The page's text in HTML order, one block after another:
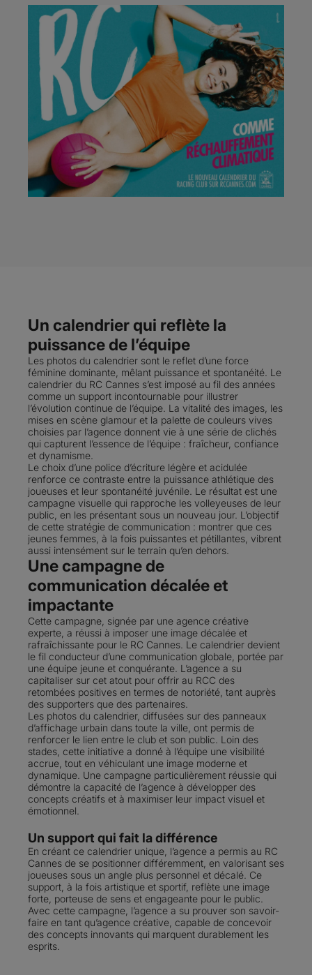
Un calendrier qui reflète la
puissance de l’équipe
Les photos du calendrier sont le reflet d’une force
féminine dominante, mêlant puissance et spontanéité. Le
calendrier du RC Cannes s’est imposé au fil des années
comme un support incontournable pour illustrer
l’évolution continue de l’équipe. La vitalité des images, les
mises en scène glamour et la palette de couleurs vives
choisies par l’agence donnent vie à une série de clichés
qui capturent l’essence de l’équipe : fraîcheur, confiance
et dynamisme.
Le choix d’une police d’écriture légère et acidulée
renforce ce contraste entre la puissance athlétique des
joueuses et leur spontanéité juvénile. Le résultat est une
campagne visuelle qui rapproche les volleyeuses de leur
public, en les présentant sous un nouveau jour. L’objectif
de cette stratégie de communication : montrer que ces
jeunes femmes, à la fois puissantes et pétillantes, vibrent
aussi intensément sur le terrain qu’en dehors.
Une campagne de
communication décalée et
impactante
Cette campagne, signée par une agence créative
experte, a réussi à imposer une image décalée et
rafraîchissante pour le RC Cannes. Le calendrier devient
le fil conducteur d’une communication globale, portée par
une équipe jeune et conquérante. L’agence a su
capitaliser sur cet atout pour offrir au RCC des
retombées positives en termes de notoriété, tant auprès
des supporters que des partenaires.
Les photos du calendrier, diffusées sur des panneaux
d’affichage urbain dans toute la ville, ont permis de
renforcer le lien entre le club et son public. Loin des
stades, cette initiative a donné à l’équipe une visibilité
accrue, tout en véhiculant une image moderne et
dynamique. Une campagne particulièrement réussie qui
démontre la capacité de l’agence à développer des
concepts créatifs et à maximiser leur impact visuel et
émotionnel.
Un support qui fait la différence
En créant ce calendrier unique, l’agence a permis au RC
Cannes de se positionner différemment, en valorisant ses
joueuses sous un angle plus personnel et décalé. Ce
support, à la fois artistique et sportif, reflète une image
forte, porteuse de sens et engageante pour le public.
Avec cette campagne, l’agence a su prouver son savoir-
faire en tant qu’agence créative, capable de concevoir
des concepts innovants qui marquent durablement les
esprits.